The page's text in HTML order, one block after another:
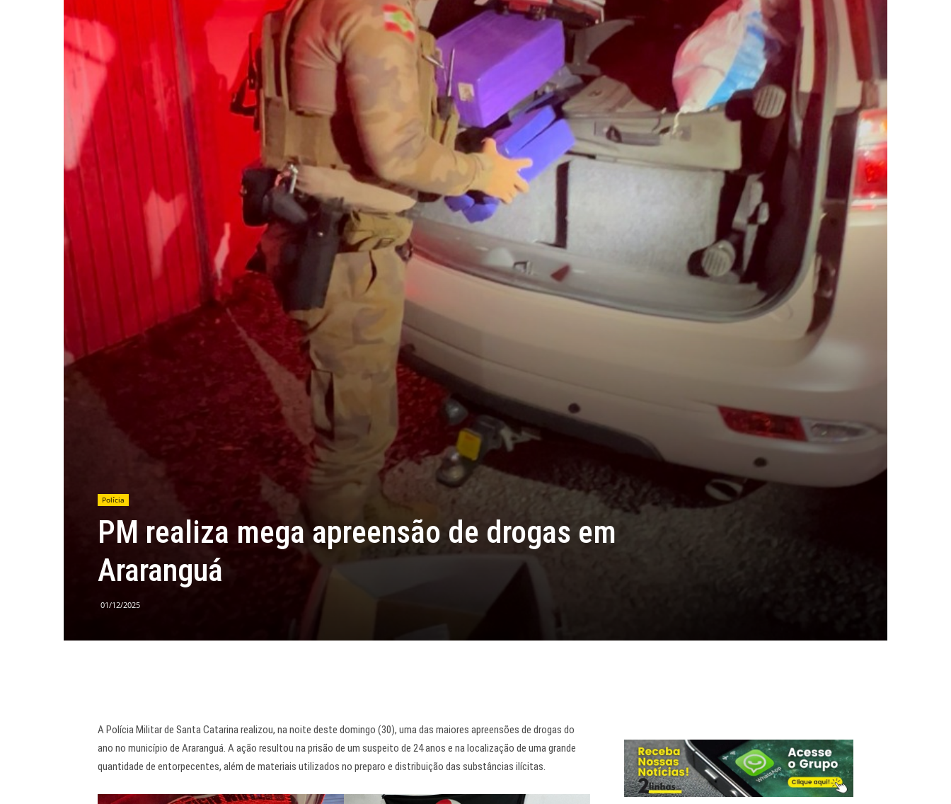
Polícia
PM realiza mega apreensão de drogas em
Araranguá
01/12/2025
A Polícia Militar de Santa Catarina realizou, na noite deste domingo (30), uma das maiores apreensões de drogas do
ano no município de Araranguá. A ação resultou na prisão de um suspeito de 24 anos e na localização de uma grande
quantidade de entorpecentes, além de materiais utilizados no preparo e distribuição das substâncias ilícitas.